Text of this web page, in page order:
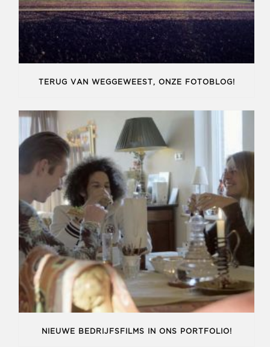
TERUG VAN WEGGEWEEST, ONZE FOTOBLOG!
NIEUWE BEDRIJFSFILMS IN ONS PORTFOLIO!